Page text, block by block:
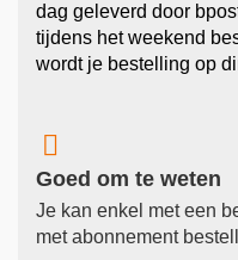
dag geleverd door
tijdens het weekend
wordt je bestelling op

Goed om te weten
Je kan enkel met een
met abonnement